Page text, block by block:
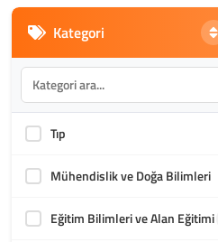
Kategori
Tıp
Mühendislik ve Doğa Bilimleri
Eğitim Bilimleri ve Alan Eğitimi